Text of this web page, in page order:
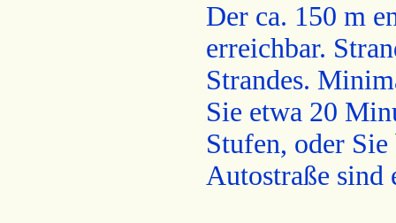
Der ca. 150 m
erreichbar.
Strandes.
Sie etwa 20
Stufen, oder
Autostraße sind